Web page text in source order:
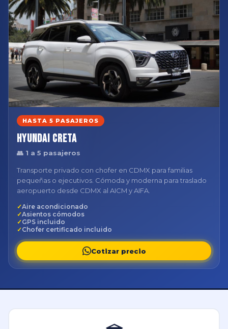
HASTA 5 PASAJEROS
Hyundai Creta
👥 1 a 5 pasajeros
Transporte privado con chofer en CDMX para familias
pequeñas o ejecutivos. Cómoda y moderna para traslado
aeropuerto desde CDMX al AICM y AIFA.
Aire acondicionado
Asientos cómodos
GPS incluido
Chofer certificado incluido
Cotizar precio